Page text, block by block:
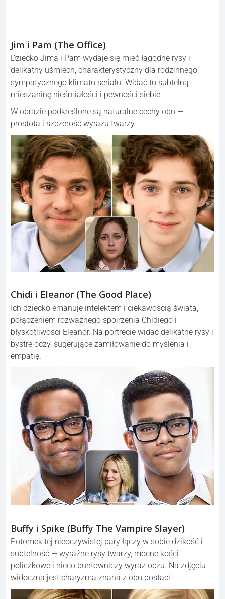
Jim i Pam (The Office)
Dziecko Jima i Pam wydaje się mieć łagodne rysy i
delikatny uśmiech, charakterystyczny dla rodzinnego,
sympatycznego klimatu serialu. Widać tu subtelną
mieszaninę nieśmiałości i pewności siebie.
W obrazie podkreślone są naturalne cechy obu —
prostota i szczerość wyrazu twarzy.
Chidi i Eleanor (The Good Place)
Ich dziecko emanuje intelektem i ciekawością świata,
połączeniem rozważnego spojrzenia Chidiego i
błyskotliwości Eleanor. Na portrecie widać delikatne rysy i
bystre oczy, sugerujące zamiłowanie do myślenia i
empatię.
Buffy i Spike (Buffy The Vampire Slayer)
Potomek tej nieoczywistej pary łączy w sobie dzikość i
subtelność — wyraźne rysy twarzy, mocne kości
policzkowe i nieco buntowniczy wyraz oczu. Na zdjęciu
widoczna jest charyzma znana z obu postaci.